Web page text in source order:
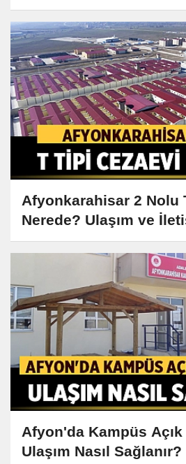
Afyonkarahisar 2 Nolu
Nerede? Ulaşım ve
Afyon'da Kampüs
Ulaşım Nasıl Sağlanır?